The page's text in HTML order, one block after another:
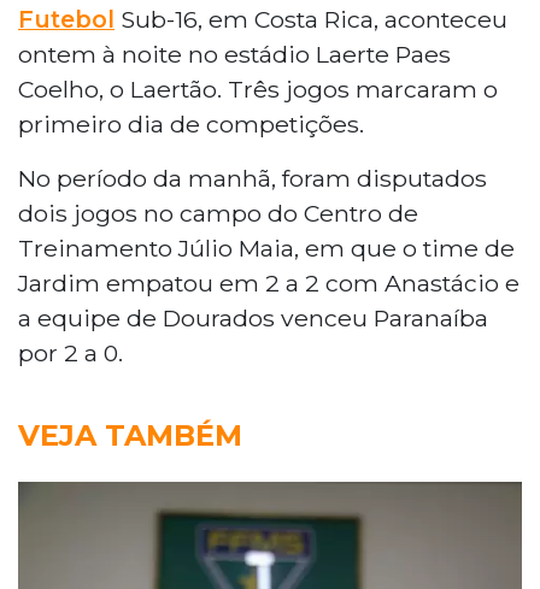
Futebol Sub-16, em Costa Rica, aconteceu
ontem à noite no estádio Laerte Paes
Coelho, o Laertão. Três jogos marcaram o
primeiro dia de competições.
No período da manhã, foram disputados
dois jogos no campo do Centro de
Treinamento Júlio Maia, em que o time de
Jardim empatou em 2 a 2 com Anastácio e
a equipe de Dourados venceu Paranaíba
por 2 a 0.
VEJA TAMBÉM